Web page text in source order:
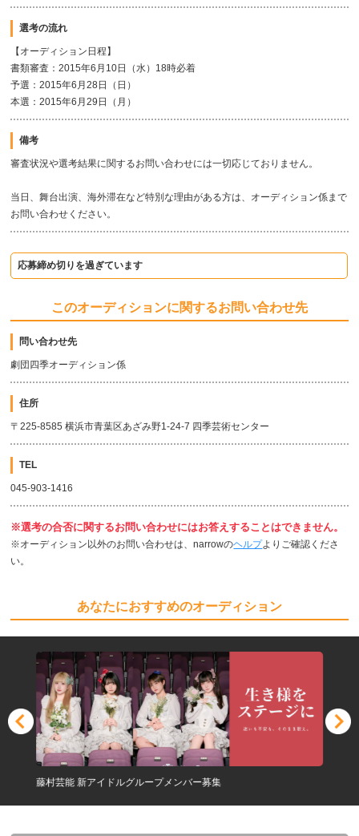
選考の流れ
【オーディション日程】
書類審査：2015年6月10日（水）18時必着
予選：2015年6月28日（日）
本選：2015年6月29日（月）
備考
審査状況や選考結果に関するお問い合わせには一切応じておりません。
当日、舞台出演、海外滞在など特別な理由がある方は、オーディション係まで
お問い合わせください。
応募締め切りを過ぎています
このオーディションに関するお問い合わせ先
問い合わせ先
劇団四季オーディション係
住所
〒225-8585 横浜市青葉区あざみ野1-24-7 四季芸術センター
TEL
045-903-1416
※選考の合否に関するお問い合わせにはお答えすることはできません。
※オーディション以外のお問い合わせは、narrowのヘルプよりご確認くださ
い。
あなたにおすすめのオーディション
藤村芸能 新アイドルグループメンバー募集